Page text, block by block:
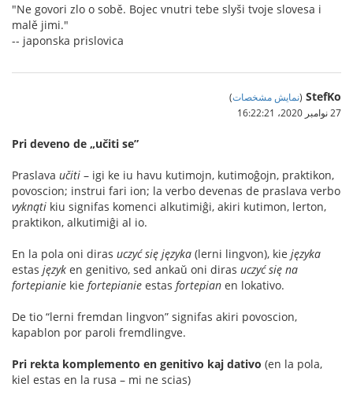
"Ne govori zlo o sobě. Bojec vnutri tebe slyši tvoje slovesa i
malě jimi."
-- japonska prislovica
StefKo
(نمایش مشخصات)
27 نوامبر 2020،‏ 16:22:21
Pri deveno de „učiti se”
Praslava učiti – igi ke iu havu kutimojn, kutimoĝojn, praktikon,
povoscion; instrui fari ion; la verbo devenas de praslava verbo
vyknąti kiu signifas komenci alkutimiĝi, akiri kutimon, lerton,
praktikon, alkutimiĝi al io.
En la pola oni diras uczyć się języka (lerni lingvon), kie języka
estas język en genitivo, sed ankaŭ oni diras uczyć się na
fortepianie kie fortepianie estas fortepian en lokativo.
De tio “lerni fremdan lingvon” signifas akiri povoscion,
kapablon por paroli fremdlingve.
Pri rekta komplemento en genitivo kaj dativo (en la pola,
kiel estas en la rusa – mi ne scias)